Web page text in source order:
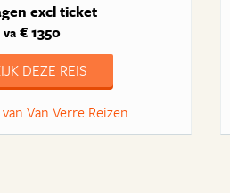
excl ticket
va€ 1350
DEZE REIS
Van Verre Reizen